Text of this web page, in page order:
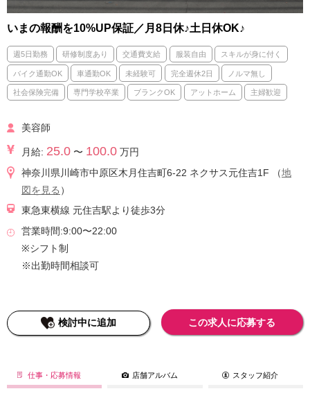
いまの報酬を10%UP保証／月8日休♪土日休OK♪
週5日勤務 研修制度あり 交通費支給 服装自由 スキルが身に付く
バイク通勤OK 車通勤OK 未経験可 完全週休2日 ノルマ無し
社会保険完備 専門学校卒業 ブランクOK アットホーム 主婦歓迎
美容師
月給: 25.0 〜 100.0 万円
神奈川県川崎市中原区木月住吉町6-22 ネクサス元住吉1F （地
図を見る ）
東急東横線 元住吉駅より徒歩3分
営業時間:9:00〜22:00
※シフト制
※出勤時間相談可
検討中に追加 この求人に応募する
仕事・応募情報 店舗アルバム スタッフ紹介